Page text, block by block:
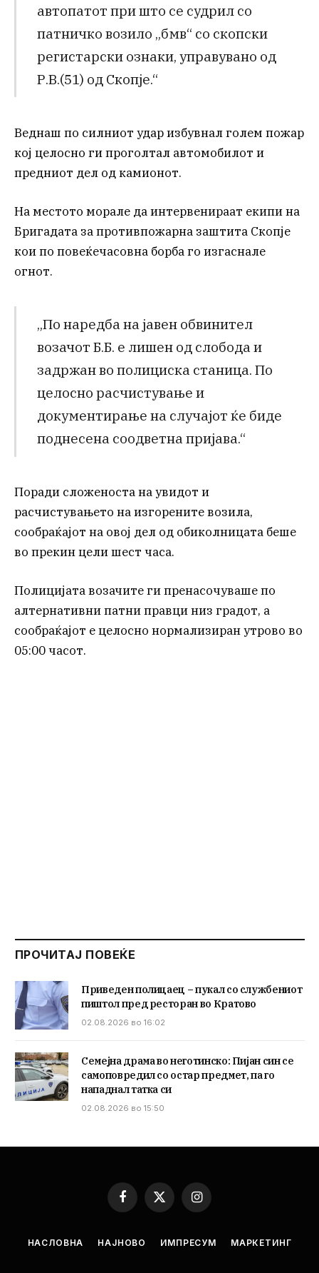
автопатот при што се судрил со
патничко возило „бмв“ со скопски
регистарски ознаки, управувано од
Р.В.(51) од Скопје.“
Веднаш по силниот удар избувнал голем пожар
кој целосно ги проголтал автомобилот и
предниот дел од камионот.
На местото морале да интервенираат екипи на
Бригадата за противпожарна заштита Скопје
кои по повеќечасовна борба го изгаснале
огнот.
„По наредба на јавен обвинител
возачот Б.Б. е лишен од слобода и
задржан во полициска станица. По
целосно расчистување и
документирање на случајот ќе биде
поднесена соодветна пријава.“
Поради сложеноста на увидот и
расчистувањето на изгорените возила,
сообраќајот на овој дел од обиколницата беше
во прекин цели шест часа.
Полицијата возачите ги пренасочуваше по
алтернативни патни правци низ градот, а
сообраќајот е целосно нормализиран утрово во
05:00 часот.
ПРОЧИТАЈ ПОВЕЌЕ
Приведен полицаец – пукал со службениот
пиштол пред ресторан во Кратово
02.08.2026 во 16:02
Семејна драма во неготинско: Пијан син се
самоповредил со остар предмет, па го
нападнал татка си
02.08.2026 во 15:50
Facebook
X
Instagram
НАСЛОВНА НАЈНОВО ИМПРЕСУМ МАРКЕТИНГ